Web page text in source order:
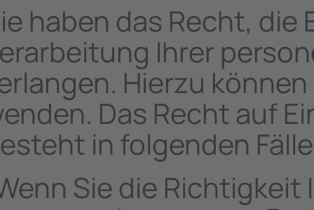
haben das Recht, die
Ihrer
Hierzu
Das Recht auf
in folgenden
Sie die